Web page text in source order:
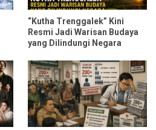
“Kutha Trenggalek” Kini
Resmi Jadi Warisan Budaya
yang Dilindungi Negara